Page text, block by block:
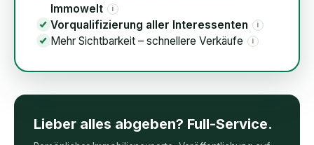
Immowelt
i
Vorqualifizierung aller Interessenten i
Mehr Sichtbarkeit – schnellere Verkäufe i
Lieber alles abgeben? Full-Service.